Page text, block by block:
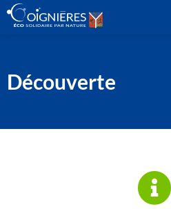
Découverte